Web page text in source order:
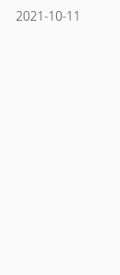
2021-10-11